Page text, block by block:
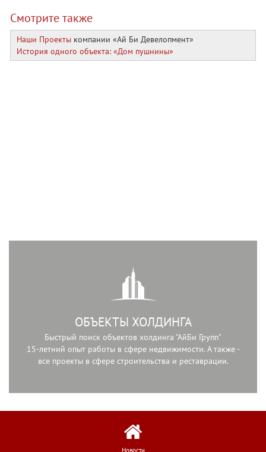
Смотрите также
Наши Проекты компании «Ай Би Девелопмент»
История одного объекта: «Дом пушнины»
ОБЪЕКТЫ ХОЛДИНГА
Быстрый поиск объектов холдинга "АйБи Групп"
15-летний опыт работы в сфере недвижимости. А также -
все проекты в сфере строительства и реставрации.
Новости